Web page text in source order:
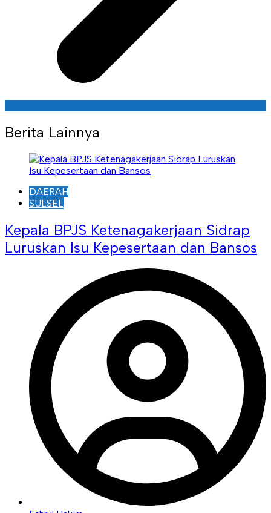
Berita Lainnya
DAERAH
SULSEL
Kepala BPJS Ketenagakerjaan Sidrap
Luruskan Isu Kepesertaan dan Bansos